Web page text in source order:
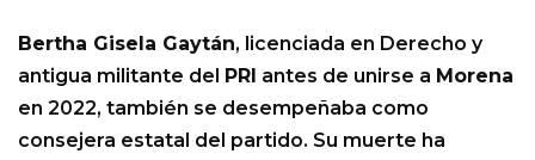
Bertha Gisela Gaytán, licenciada en Derecho y
antigua militante del
PRI antes de unirse a Morena
en 2022, también se desempeñaba como
consejera estatal del partido. Su muerte ha